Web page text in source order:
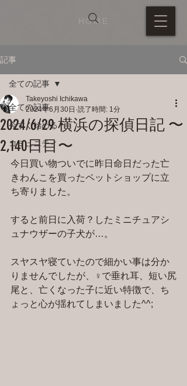
HOME
記事
全ての記事
今すぐ始める
コミュニティ
全ての記事
2024/6/29 横浜の探偵日記 〜
2,140日目〜
Takeyoshi Ichikawa
2024年6月30日 読了時間: 1分
今日買い物ついでに昨日命日だった亡
きわんこを買ったペットショップに立
ち寄りました。
すると前日に入荷？したミニチュアシ
ュナウザーの子犬が…。
スヤスヤ寝ていたので細かい事は分か
りませんでしたが、♀で垂れ耳、短い尻
尾と、亡くなった子に近い特徴で、ち
ょっと心が揺れてしまいました^^;